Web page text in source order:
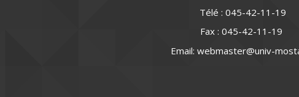
Télé : 045-42-11-19
Fax : 045-42-11-19
Email: webmaster@univ-